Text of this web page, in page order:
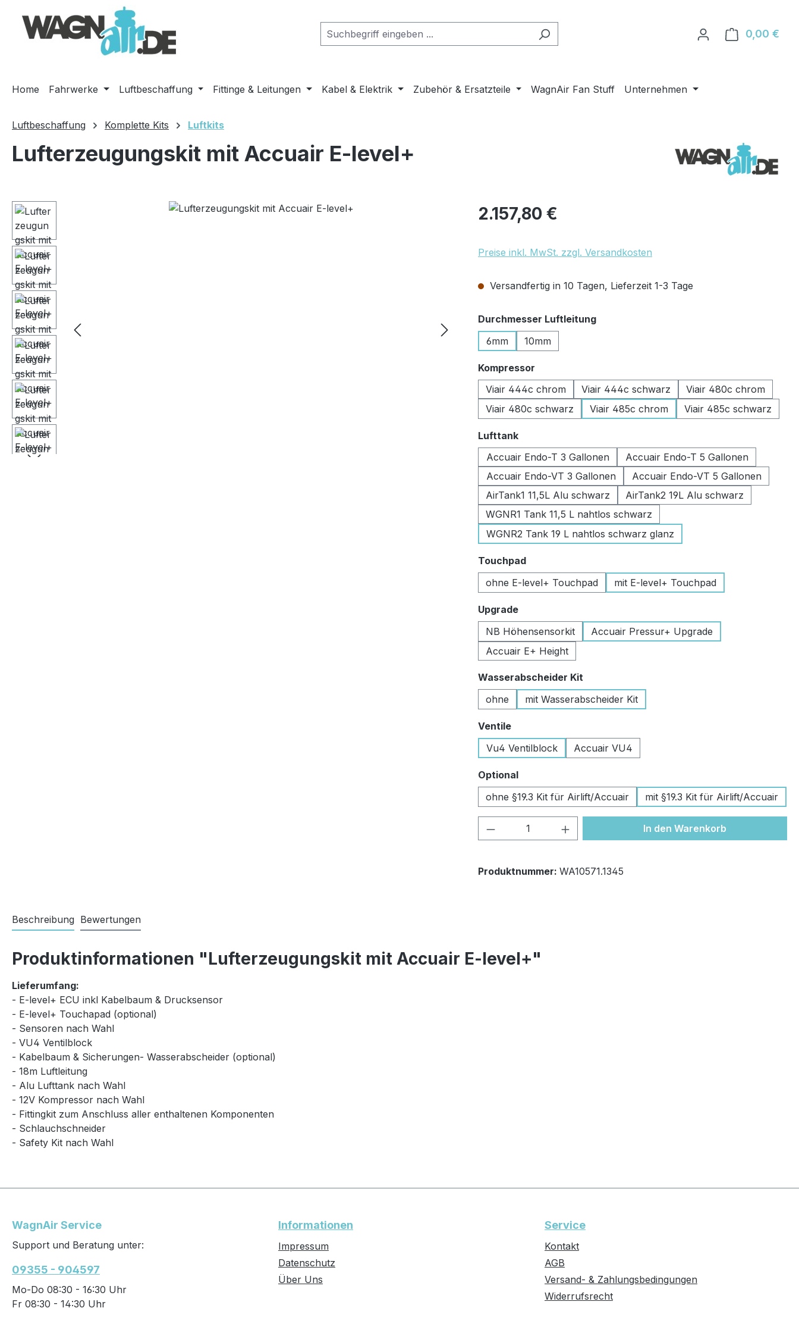
Hauptinhalt springen
Zur Suche springen
Zur Hauptnavigation springen
0,00 €
Home Fahrwerke Luftbeschaffung Fittinge & Leitungen Kabel & Elektrik Zubehör & Ersatzteile WagnAir Fan Stuff Unternehmen
Luftbeschaffung Komplette Kits Luftkits
Lufterzeugungskit mit Accuair E-level+
Bildergalerie überspringen Regulärer Preis:
2.157,80 €
Preise inkl. MwSt. zzgl. Versandkosten
Versandfertig in 10 Tagen, Lieferzeit 1-3 Tage
Durchmesser Luftleitungauswählen
6mm
10mm
Kompressor
Viair 444c chrom
Viair 444c schwarz
Viair 480c chrom
Viair 480c schwarz
Viair 485c chrom Viair 485c schwarz
Lufttankauswählen
Accuair Endo-T 3 Gallonen
Accuair Endo-T 5 Gallonen
Accuair Endo-VT 3 Gallonen
Accuair Endo-VT 5 Gallonen
AirTank1 11,5L Alu schwarz
AirTank2 19L Alu schwarz
WGNR1 Tank 11,5 L nahtlos schwarz
WGNR2 Tank 19 L nahtlos schwarz glanz
Touchpadauswählen
ohne E-level+ Touchpad
mit E-level+ Touchpad
Upgradeauswählen
NB Höhensensorkit
Accuair Pressur+ Upgrade
Accuair E+ Height
Wasserabscheider Kit
ohne
mit Wasserabscheider Kit
Ventileauswählen
Vu4 Ventilblock
Accuair VU4
Optionalauswählen
ohne §19.3 Kit für Airlift/Accuair
mit §19.3 Kit für Airlift/Accuair
Produkt Anzahl: Gib den gewünschten Wert
In den Warenkorb
Produktnummer: WA10571.1345
Beschreibung Bewertungen
Produktinformationen "Lufterzeugungskit mit Accuair E-level+"
Lieferumfang:
- E-level+ ECU inkl Kabelbaum & Drucksensor
- E-level+ Touchapad (optional)
- Sensoren nach Wahl
- VU4 Ventilblock
- Kabelbaum & Sicherungen- Wasserabscheider (optional)
- 18m Luftleitung
- Alu Lufttank nach Wahl
- 12V Kompressor nach Wahl
- Fittingkit zum Anschluss aller enthaltenen Komponenten
- Schlauchschneider
- Safety Kit nach Wahl
WagnAir Service
Support und Beratung unter:
09355 - 904597
Mo-Do 08:30 - 16:30 Uhr
Fr 08:30 - 14:30 Uhr
Informationen
Impressum
Datenschutz
Über Uns
Service
Kontakt
AGB
Versand- & Zahlungsbedingungen
Widerrufsrecht